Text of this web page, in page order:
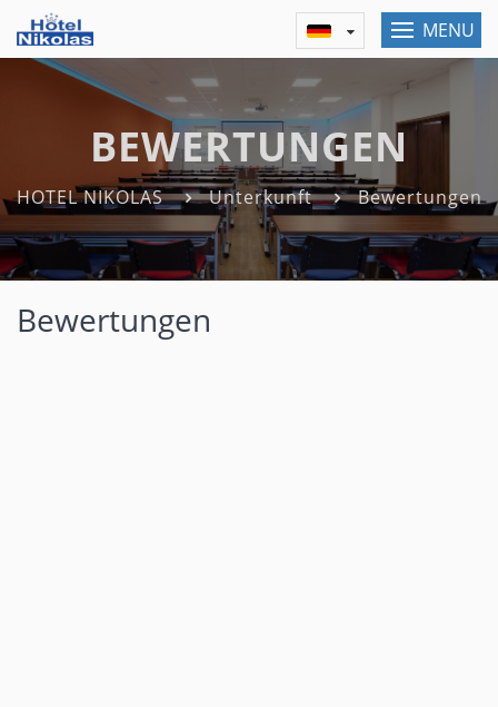
MENU
BEWERTUNGEN
HOTEL NIKOLAS Unterkunft Bewertungen
Bewertungen